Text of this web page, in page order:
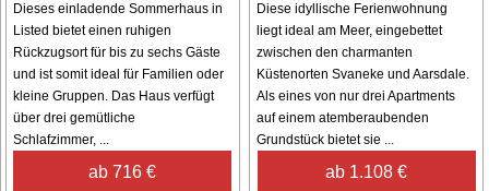
Dieses einladende Sommerhaus in
Listed bietet einen ruhigen
Rückzugsort für bis zu sechs Gäste
und ist somit ideal für Familien oder
kleine Gruppen. Das Haus verfügt
über drei gemütliche
Schlafzimmer, ...
ab 716 €
Diese idyllische Ferienwohnung
liegt ideal am Meer, eingebettet
zwischen den charmanten
Küstenorten Svaneke und Aarsdale.
Als eines von nur drei Apartments
auf einem atemberaubenden
Grundstück bietet sie ...
ab 1.108 €